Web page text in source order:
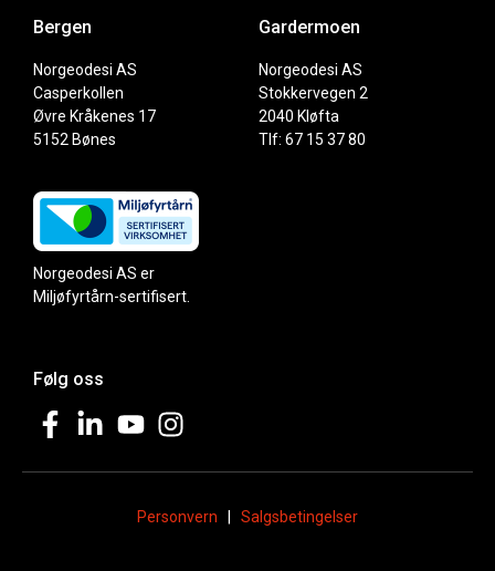
Bergen
Norgeodesi AS
Casperkollen
Øvre Kråkenes 17
5152 Bønes
Gardermoen
Norgeodesi AS
Stokkervegen 2
2040 Kløfta
Tlf: 67 15 37 80
Norgeodesi AS er
Miljøfyrtårn-sertifisert.
Følg oss
Personvern Salgsbetingelser